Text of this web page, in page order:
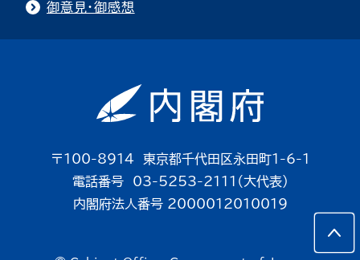
御意見・御感想
〒100-8914 東京都千代田区永田町1-6-1
電話番号 03-5253-2111（大代表）
内閣府法人番号 2000012010019